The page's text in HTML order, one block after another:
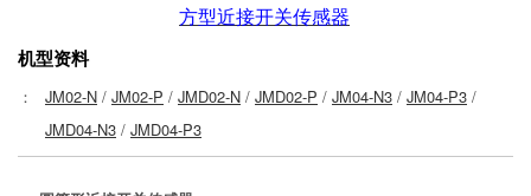
方型近接开关传感器
机型资料
： JM02-N / JM02-P / JMD02-N / JMD02-P / JM04-N3 / JM04-P3 /
JMD04-N3 / JMD04-P3